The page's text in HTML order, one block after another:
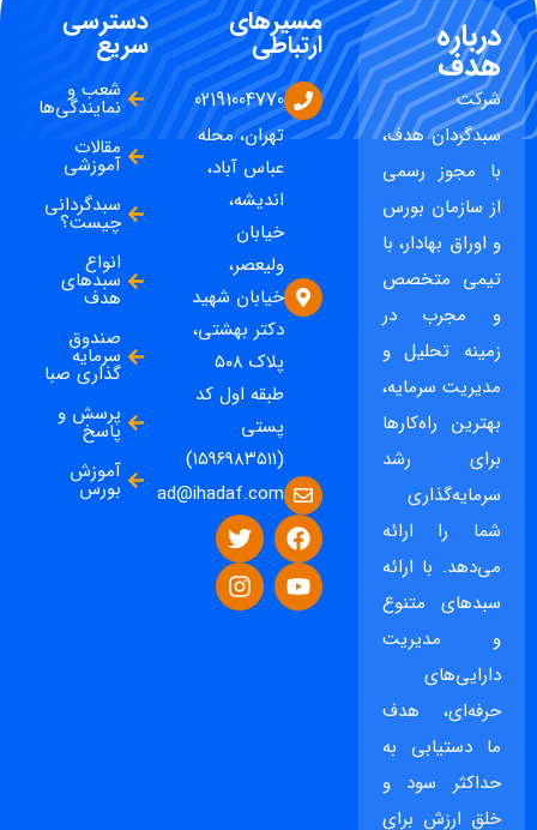
درباره
هدف
شرکت
سبدگردان هدف،
با مجوز رسمی
از سازمان بورس
و اوراق بهادار، با
تیمی متخصص
و مجرب در
زمینه تحلیل و
مدیریت سرمایه،
بهترین راه‌کارها
برای رشد
سرمایه‌گذاری
شما را ارائه
می‌دهد. با ارائه
سبدهای متنوع
و مدیریت
دارایی‌های
حرفه‌ای، هدف
ما دستیابی به
حداکثر سود و
خلق ارزش برای
مسیرهای
ارتباطی
02191004770
تهران، محله
عباس آباد،
اندیشه،
خیابان
ولیعصر،
خیابان شهید
دکتر بهشتی،
پلاک ۵۰۸
طبقه اول کد
پستی
(۱۵۹۶۹۸۳۵۱۱)
ad@ihadaf.com
دسترسی
سریع
شعب و
نمایندگی‌ها
مقالات
آموزشی
سبدگردانی
چیست؟
انواع
سبدهای
هدف
صندوق
سرمایه
گذاری صبا
پرسش و
پاسخ
آموزش
بورس